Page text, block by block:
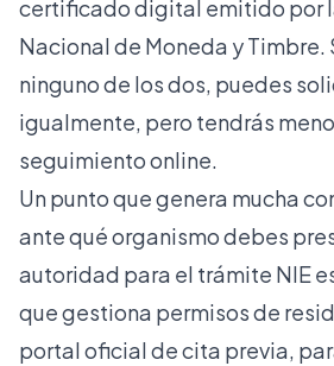
certificado digital emitido por
Nacional de Moneda y Timbre.
ninguno de los dos, puedes
igualmente, pero tendrás
seguimiento online.
Un punto que genera mucha
ante qué organismo debes
autoridad para el trámite NIE
que gestiona permisos de
portal oficial de cita previa,